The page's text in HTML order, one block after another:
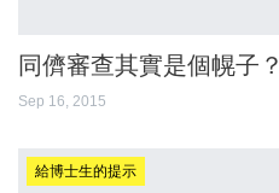
同儕審查其實是個幌子？
Sep 16, 2015
給博士生的提示